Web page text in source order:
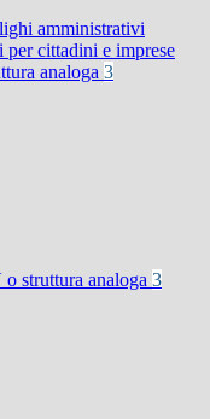
amministrativi
cittadini e imprese
analoga 3
struttura analoga 3